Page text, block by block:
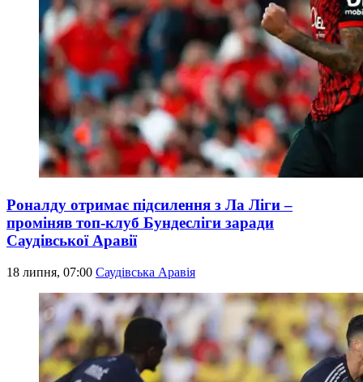
Роналду отримає підсилення з Ла Ліги –
проміняв топ-клуб Бундесліги заради
Саудівської Аравії
18 липня, 07:00 Саудівська Аравія